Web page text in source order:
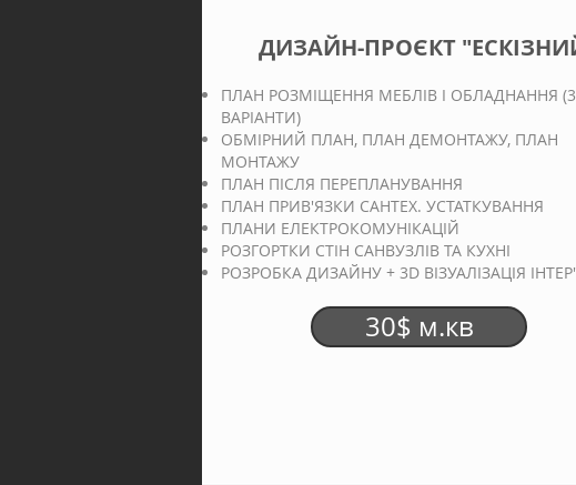
ДИЗАЙН-ПРОЄКТ
ПЛАН РОЗМІЩЕННЯ МЕБЛІВ І ОБЛАДНАННЯ
ВАРІАНТИ)
ОБМІРНИЙ ПЛАН, ПЛАН ДЕМОНТАЖУ, ПЛАН
МОНТАЖУ
ПЛАН ПІСЛЯ ПЕРЕПЛАНУВАННЯ
ПЛАН ПРИВ'ЯЗКИ САНТЕХ. УСТАТКУВАННЯ
ПЛАНИ ЕЛЕКТРОКОМУНІКАЦІЙ
РОЗГОРТКИ СТІН САНВУЗЛІВ ТА КУХНІ
РОЗРОБКА ДИЗАЙНУ + 3D ВІЗУАЛІЗАЦІЯ
30$ м.кв